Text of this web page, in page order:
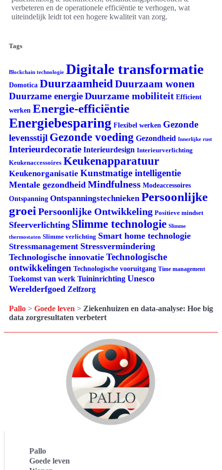
verbeteren en de operationele efficiëntie te verhogen, wat
uiteindelijk leidt tot een hogere kwaliteit van zorg.
Tags
Blockchain technologie Digitale transformatie
Domotica Duurzaamheid Duurzaam wonen
Duurzame energieDuurzame mobiliteit Efficient
werken Energie-efficiëntie
Energiebesparing Flexibel werken Gezonde
levensstijl Gezonde voeding Gezondheid Innerlijke rust
Interieurdecoratie Interieurdesign Interieurverlichting
Keukenaccessoires Keukenapparatuur
Keukenorganisatie Kunstmatige intelligentie
Mentale gezondheid Mindfulness Modeaccessoires
Ontspanning Ontspanningstechnieken Persoonlijke
groei Persoonlijke Ontwikkeling Positieve mindset
Sfeerverlichting Slimme technologie Slimme
thermostaten Slimme verlichting Smart home technologie
Stressmanagement Stressvermindering
Technologische innovatie Technologische
ontwikkelingen Technologische vooruitgang Time management
Toekomst van werk Tuininrichting Unesco
Werelderfgoed Zelfzorg
Pallo > Goede leven > Ziekenhuizen en data-analyse: Hoe big
data zorgresultaten verbetert
Pallo
Goede leven